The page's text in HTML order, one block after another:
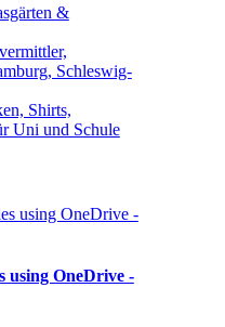
&
Schleswig-
Shirts,
Uni und Schule
using OneDrive -